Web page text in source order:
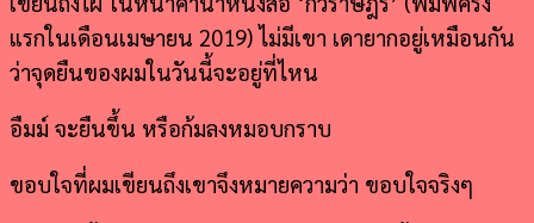
แรกในเดือนเมษายน 2019) ไม่มีเขา เดายากอยู่เหมือนกัน
ว่าจุดยืนของผมในวันนี้จะอยู่ที่ไหน
อืมม์ จะยืนขึ้น หรือก้มลงหมอบกราบ
ขอบใจที่ผมเขียนถึงเขาจึงหมายความว่า ขอบใจจริงๆ